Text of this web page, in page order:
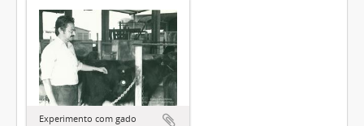
Experimento com gado